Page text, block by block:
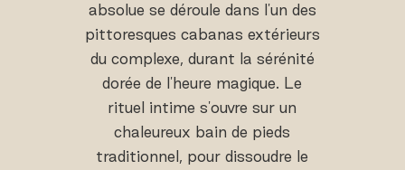
absolue se déroule dans l'un des
pittoresques cabanas extérieurs
du complexe, durant la sérénité
dorée de l'heure magique. Le
rituel intime s'ouvre sur un
chaleureux bain de pieds
traditionnel, pour dissoudre le